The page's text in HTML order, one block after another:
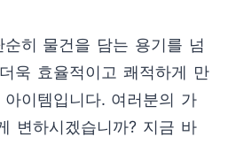
히 물건을 담는 용기를 넘
욱 효율적이고 쾌적하게 만
이템입니다. 여러분의 가
변하시겠습니까? 지금 바